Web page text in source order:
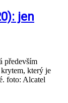
jen
především
který je
foto: Alcatel